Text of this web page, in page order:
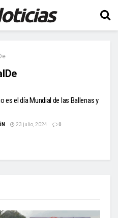
es el día Mundial de las Ballenas y
23 julio, 2024 0